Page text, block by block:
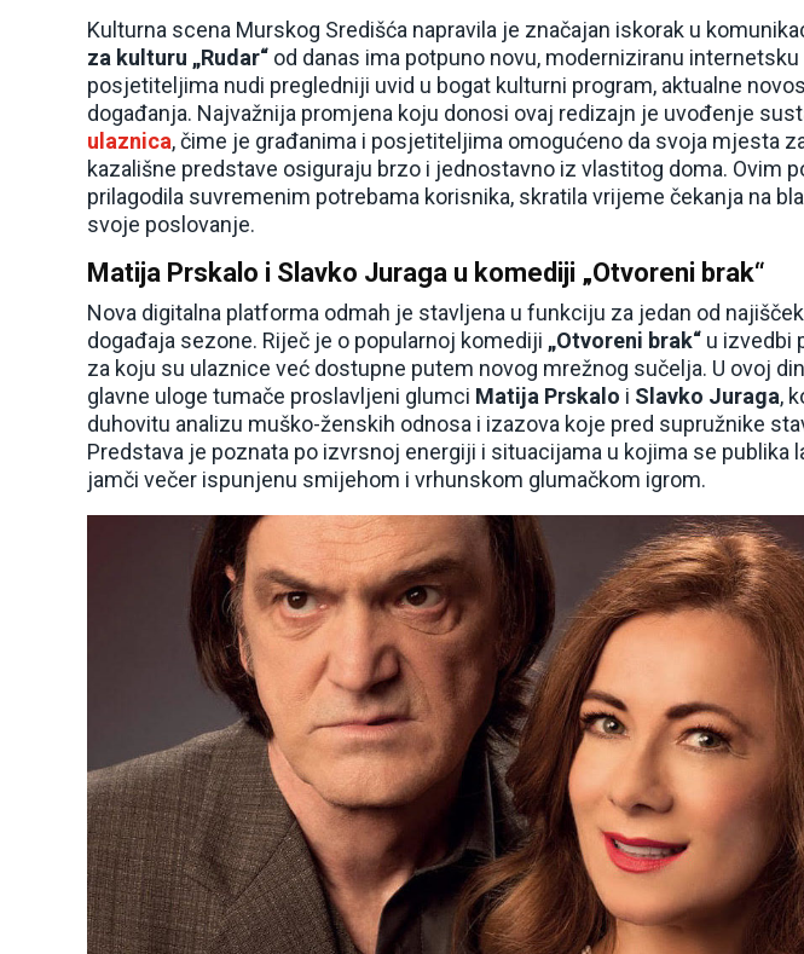
Kulturna scena Murskog Središća napravila je značajan iskorak u
za kulturu „Rudar“ od danas ima potpuno novu, moderniziranu
posjetiteljima nudi pregledniji uvid u bogat kulturni program, aktualne
događanja. Najvažnija promjena koju donosi ovaj redizajn je uvođenje
ulaznica, čime je građanima i posjetiteljima omogućeno da svoja mjesta
kazališne predstave osiguraju brzo i jednostavno iz vlastitog doma. Ovim
prilagodila suvremenim potrebama korisnika, skratila vrijeme čekanja na
svoje poslovanje.
Matija Prskalo i Slavko Juraga u komediji „Otvoreni brak“
Nova digitalna platforma odmah je stavljena u funkciju za jedan od
događaja sezone. Riječ je o popularnoj komediji „Otvoreni brak“ u izvedbi
za koju su ulaznice već dostupne putem novog mrežnog sučelja. U ovoj
glavne uloge tumače proslavljeni glumci Matija Prskalo i Slavko Juraga,
duhovitu analizu muško-ženskih odnosa i izazova koje pred supružnike
Predstava je poznata po izvrsnoj energiji i situacijama u kojima se publika
jamči večer ispunjenu smijehom i vrhunskom glumačkom igrom.